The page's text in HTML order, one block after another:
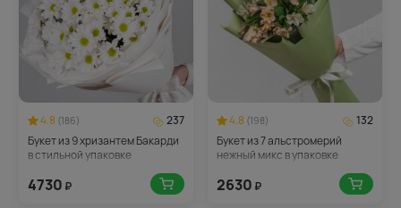
4.8 (186)
237
Букет из 9 хризантем Бакарди
в стильной упаковке
4730 ₽
4.8 (198)
132
Букет из 7 альстромерий
нежный микс в упаковке
2630 ₽